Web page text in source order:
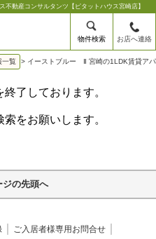
動産コンサルタンツ【ピタットハウス宮崎店】
物件検索 お店へ連絡
一覧 > イーストブルー Ⅱ 宮崎の1LDK賃貸ア
了しております。
をお願いします。
ジの先頭へ
ご入居者様専用お問合せ